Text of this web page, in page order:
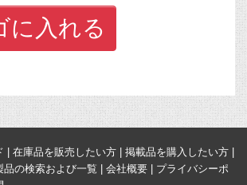
に入れる
| 在庫品を販売したい方 | 掲載品を購入したい方 |
品の検索および一覧 | 会社概要 | プライバシーポ